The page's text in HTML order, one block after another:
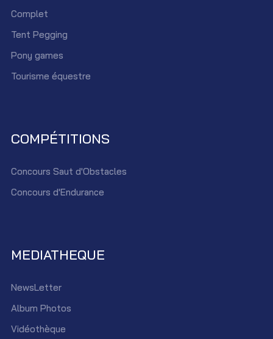
Complet
Tent Pegging
Pony games
Tourisme équestre
COMPÉTITIONS
Concours Saut d'Obstacles
Concours d'Endurance
MEDIATHEQUE
NewsLetter
Album Photos
Vidéothèque